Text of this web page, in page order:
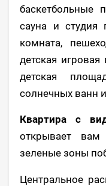
баскетбольные
сауна и студия
комната,
детская
детская
солнечных ванн
Квартира с
открывает
зеленые зоны
Центральное